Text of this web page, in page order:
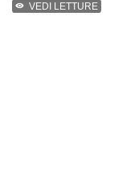
VEDI LETTURE